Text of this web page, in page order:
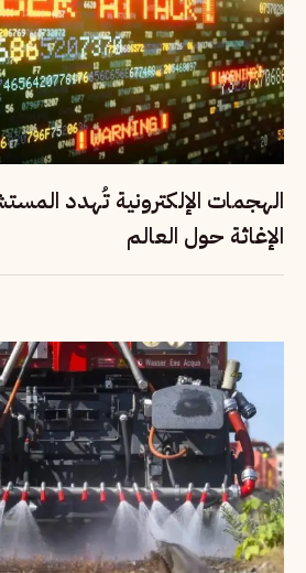
الهجمات الإلكترونية تُهدد
الإغاثة حول العالم